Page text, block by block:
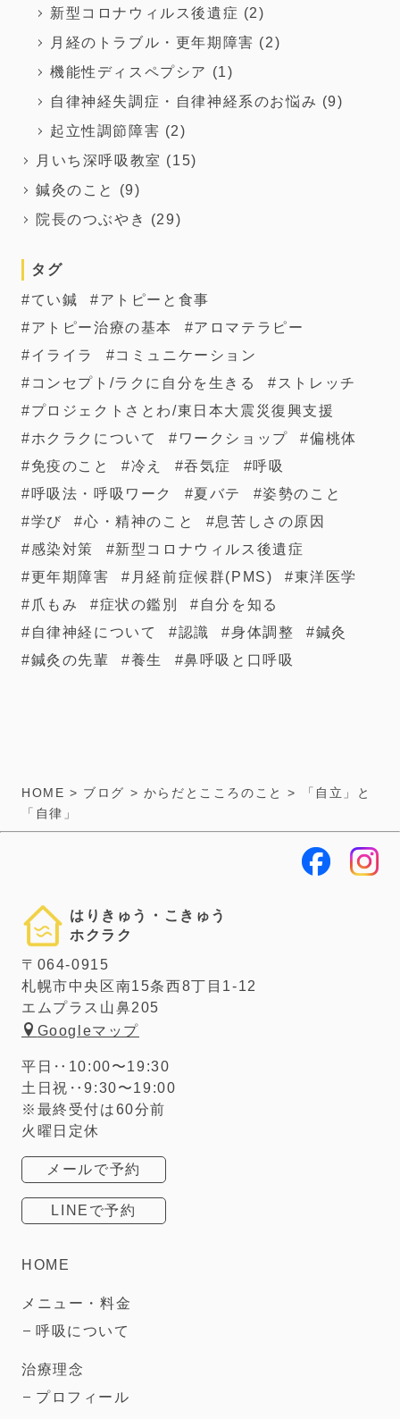
新型コロナウィルス後遺症 (2)
月経のトラブル・更年期障害 (2)
機能性ディスペプシア (1)
自律神経失調症・自律神経系のお悩み (9)
起立性調節障害 (2)
月いち深呼吸教室 (15)
鍼灸のこと
(9)
院長のつぶやき
(29)
タグ
てい鍼
アトピーと食事
アトピー治療の基本
アロマテラピー
イライラ
コミュニケーション
コンセプト/ラクに自分を生きる
ストレッチ
プロジェクトさとわ/東日本大震災復興支援
ホクラクについて
ワークショップ
偏桃体
免疫のこと
冷え 吞気症
呼吸
呼吸法・呼吸ワーク
夏バテ
姿勢のこと
学び
心・精神のこと
息苦しさの原因
感染対策
新型コロナウィルス後遺症
更年期障害
月経前症候群(PMS)
東洋医学
爪もみ
症状の鑑別
自分を知る
自律神経について
認識 身体調整
鍼灸
鍼灸の先輩
養生 鼻呼吸と口呼吸
HOME > ブログ > からだとこころのこと >
「自立」と
「自律」
はりきゅう・こきゅう
ホクラク
〒064-0915
札幌市中央区南15条西8丁目1-12
エムプラス山鼻205
Googleマップ
平日‥10:00〜19:30
土日祝‥9:30〜19:00
※最終受付は60分前
火曜日定休
メールで予約
LINEで予約
HOME
メニュー・料金
呼吸について
治療理念
プロフィール